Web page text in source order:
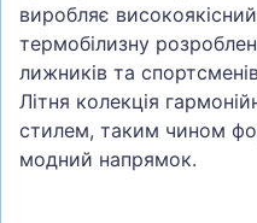
виробляє
термобілизну
лижників та
Літня колекція
стилем, таким чином
модний напрямок.